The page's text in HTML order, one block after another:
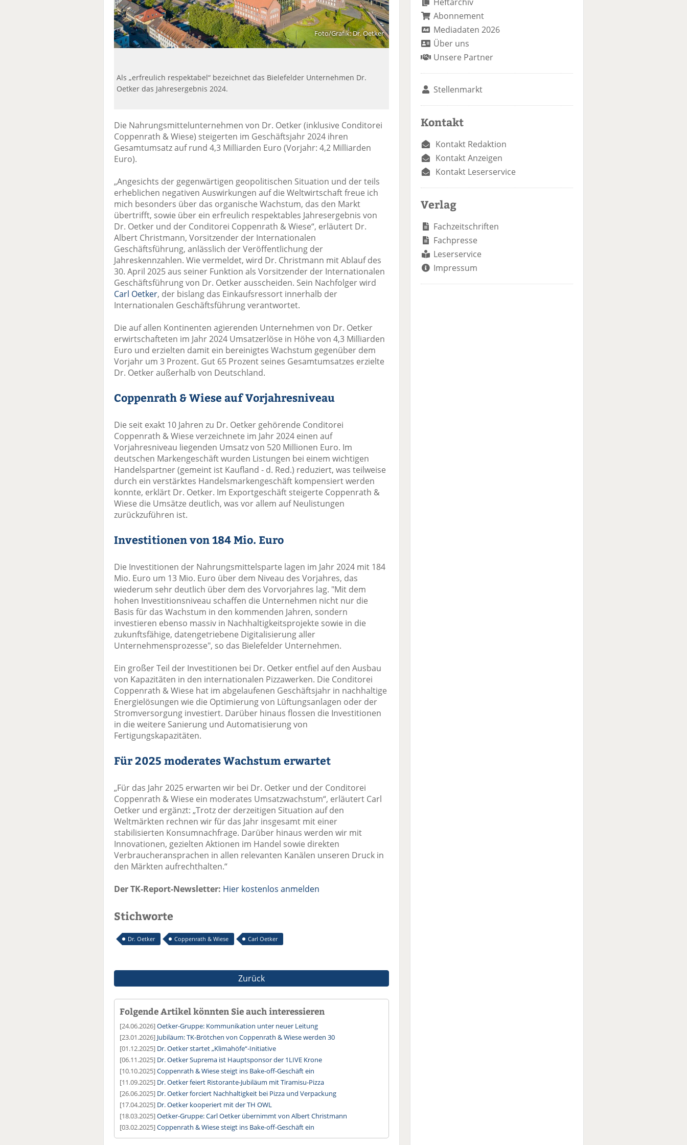
Foto/Grafik: Dr. Oetker
Als „erfreulich respektabel“ bezeichnet das Bielefelder Unternehmen Dr.
Oetker das Jahresergebnis 2024.
Die Nahrungsmittelunternehmen von Dr. Oetker (inklusive Conditorei
Coppenrath & Wiese) steigerten im Geschäftsjahr 2024 ihren
Gesamtumsatz auf rund 4,3 Milliarden Euro (Vorjahr: 4,2 Milliarden
Euro).
„Angesichts der gegenwärtigen geopolitischen Situation und der teils
erheblichen negativen Auswirkungen auf die Weltwirtschaft freue ich
mich besonders über das organische Wachstum, das den Markt
übertrifft, sowie über ein erfreulich respektables Jahresergebnis von
Dr. Oetker und der Conditorei Coppenrath & Wiese“, erläutert Dr.
Albert Christmann, Vorsitzender der Internationalen
Geschäftsführung, anlässlich der Veröffentlichung der
Jahreskennzahlen. Wie vermeldet, wird Dr. Christmann mit Ablauf des
30. April 2025 aus seiner Funktion als Vorsitzender der Internationalen
Geschäftsführung von Dr. Oetker ausscheiden. Sein Nachfolger wird
Carl Oetker, der bislang das Einkaufsressort innerhalb der
Internationalen Geschäftsführung verantwortet.
Die auf allen Kontinenten agierenden Unternehmen von Dr. Oetker
erwirtschafteten im Jahr 2024 Umsatzerlöse in Höhe von 4,3 Milliarden
Euro und erzielten damit ein bereinigtes Wachstum gegenüber dem
Vorjahr um 3 Prozent. Gut 65 Prozent seines Gesamtumsatzes erzielte
Dr. Oetker außerhalb von Deutschland.
Coppenrath & Wiese auf Vorjahresniveau
Die seit exakt 10 Jahren zu Dr. Oetker gehörende Conditorei
Coppenrath & Wiese verzeichnete im Jahr 2024 einen auf
Vorjahresniveau liegenden Umsatz von 520 Millionen Euro. Im
deutschen Markengeschäft wurden Listungen bei einem wichtigen
Handelspartner (gemeint ist Kaufland - d. Red.) reduziert, was teilweise
durch ein verstärktes Handelsmarkengeschäft kompensiert werden
konnte, erklärt Dr. Oetker. Im Exportgeschäft steigerte Coppenrath &
Wiese die Umsätze deutlich, was vor allem auf Neulistungen
zurückzuführen ist.
Investitionen von 184 Mio. Euro
Die Investitionen der Nahrungsmittelsparte lagen im Jahr 2024 mit 184
Mio. Euro um 13 Mio. Euro über dem Niveau des Vorjahres, das
wiederum sehr deutlich über dem des Vorvorjahres lag. "Mit dem
hohen Investitionsniveau schaffen die Unternehmen nicht nur die
Basis für das Wachstum in den kommenden Jahren, sondern
investieren ebenso massiv in Nachhaltigkeitsprojekte sowie in die
zukunftsfähige, datengetriebene Digitalisierung aller
Unternehmensprozesse", so das Bielefelder Unternehmen.
Ein großer Teil der Investitionen bei Dr. Oetker entfiel auf den Ausbau
von Kapazitäten in den internationalen Pizzawerken. Die Conditorei
Coppenrath & Wiese hat im abgelaufenen Geschäftsjahr in nachhaltige
Energielösungen wie die Optimierung von Lüftungsanlagen oder der
Stromversorgung investiert. Darüber hinaus flossen die Investitionen
in die weitere Sanierung und Automatisierung von
Fertigungskapazitäten.
Für 2025 moderates Wachstum erwartet
„Für das Jahr 2025 erwarten wir bei Dr. Oetker und der Conditorei
Coppenrath & Wiese ein moderates Umsatzwachstum“, erläutert Carl
Oetker und ergänzt: „Trotz der derzeitigen Situation auf den
Weltmärkten rechnen wir für das Jahr insgesamt mit einer
stabilisierten Konsumnachfrage. Darüber hinaus werden wir mit
Innovationen, gezielten Aktionen im Handel sowie direkten
Verbraucheransprachen in allen relevanten Kanälen unseren Druck in
den Märkten aufrechthalten.“
Der TK-Report-Newsletter: Hier kostenlos anmelden
Stichworte
Dr. Oetker Coppenrath & Wiese Carl Oetker
Zurück
Folgende Artikel könnten Sie auch interessieren
[24.06.2026]Oetker-Gruppe: Kommunikation unter neuer Leitung
[23.01.2026] Jubiläum: TK-Brötchen von Coppenrath & Wiese werden 30
[01.12.2025] Dr. Oetker startet „Klimahöfe“-Initiative
[06.11.2025] Dr. Oetker Suprema ist Hauptsponsor der 1LIVE Krone
[10.10.2025]Coppenrath & Wiese steigt ins Bake-off-Geschäft ein
[11.09.2025] Dr. Oetker feiert Ristorante-Jubiläum mit Tiramisu-Pizza
[26.06.2025] Dr. Oetker forciert Nachhaltigkeit bei Pizza und Verpackung
[17.04.2025] Dr. Oetker kooperiert mit der TH OWL
[18.03.2025]Oetker-Gruppe: Carl Oetker übernimmt von Albert Christmann
[03.02.2025]Coppenrath & Wiese steigt ins Bake-off-Geschäft ein
Abonnement
Mediadaten 2026
Über uns
Unsere Partner
Stellenmarkt
Kontakt
Kontakt Redaktion
Kontakt Anzeigen
Kontakt Leserservice
Verlag
Fachzeitschriften
Fachpresse
Leserservice
Impressum